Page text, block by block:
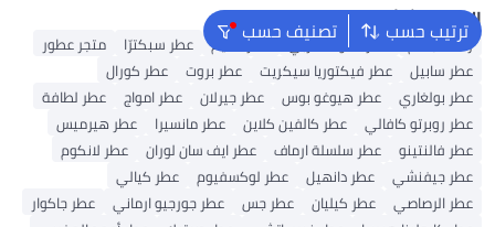
ترتيب حسب تصنيف حسب البحث الشائع
رذاذ للجسم عطر العود العربي عطر نسيم عطر سبكترّا
متجر عطور
عطر سابيل
عطر فيكتوريا سيكريت عطر بروت
عطر كورال
عطر بولغاري
عطر هيوغو بوس عطر جيرلان عطر امواج
عطر لطافة
عطر روبرتو كافالي
عطر كالفين كلاين عطر مانسيرا
عطر هيرميس
عطر فالنتينو
عطر سلسلة ارماف عطر ايف سان لوران
عطر لانكوم
عطر جيفنشي
عطر دانهيل عطر لوكسفيوم
عطر كيالي
عطر الرصاصي
عطر كيليان عطر جس عطر جورجيو ارماني
عطر جاكوار